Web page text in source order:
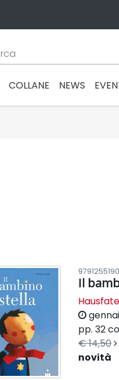
COLLANE NEWS
Il
pp. 32
€ 14,50
novità